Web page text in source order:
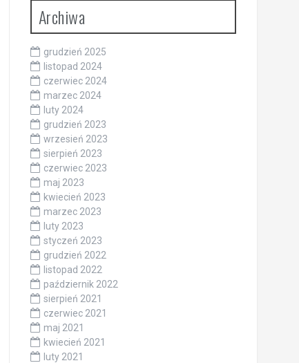
Archiwa
grudzień 2025
listopad 2024
czerwiec 2024
marzec 2024
luty 2024
grudzień 2023
wrzesień 2023
sierpień 2023
czerwiec 2023
maj 2023
kwiecień 2023
marzec 2023
luty 2023
styczeń 2023
grudzień 2022
listopad 2022
październik 2022
sierpień 2021
czerwiec 2021
maj 2021
kwiecień 2021
luty 2021